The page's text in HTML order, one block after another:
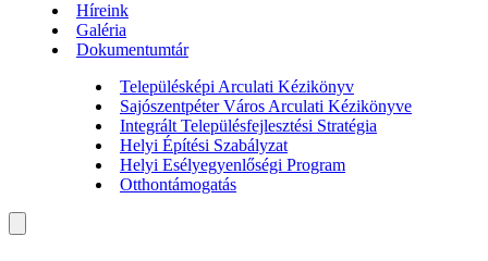
Híreink
Galéria
Dokumentumtár
Településképi Arculati Kézikönyv
Sajószentpéter Város Arculati Kézikönyve
Integrált Településfejlesztési Stratégia
Helyi Építési Szabályzat
Helyi Esélyegyenlőségi Program
Otthontámogatás